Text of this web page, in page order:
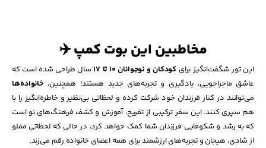
مخاطبین این بوت کمپ ✈️
این تور شگفت‌انگیز برای کودکان و نوجوانان ۱۰ تا ۱۷
سال طراحی شده است که
عاشق ماجراجویی، یادگیری و تجربه‌های جدید هستند! همچنین، خانواده‌ها
می‌توانند در کنار فرزندان خود شرکت کرده و لحظاتی بی‌نظیر و خاطره‌انگیز را با
هم سپری کنند. این سفر ترکیبی از تفریح، آموزش و کشف فرهنگ‌های نو است
که به رشد و شکوفایی فرزندان شما کمک خواهد کرد، در حالی که لحظاتی مملو
از شادی، هیجان و تجربه‌های ارزشمند برای همه اعضای خانواده رقم می‌زند.